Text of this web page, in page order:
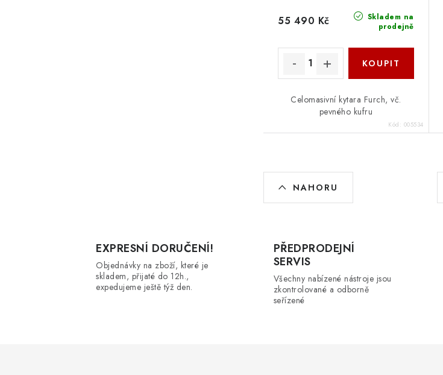
Skladem na
prodejně
55 490 Kč
Celomasivní kytara Furch, vč.
pevného kufru
Kód: 005534
O
v
NAHORU
EXPRESNÍ DORUČENÍ!
Objednávky na zboží, které je
skladem, přijaté do 12h.,
expedujeme ještě týž den.
PŘEDPRODEJNÍ
SERVIS
Všechny nabízené nástroje jsou
zkontrolované a odborně
seřízené